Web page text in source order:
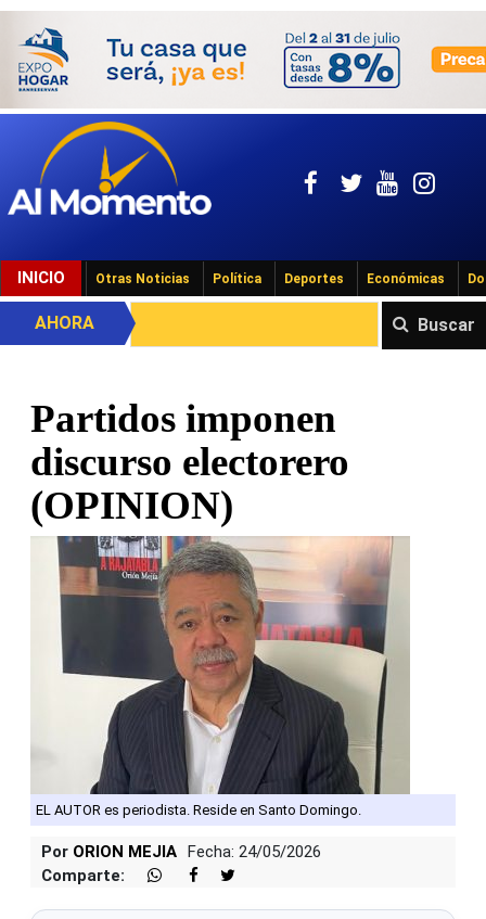
INICIO Otras Noticias Política Deportes Económicas
Buscar
AHORA
Partidos imponen
discurso electorero
(OPINION)
EL AUTOR es periodista. Reside en Santo Domingo.
Por ORION MEJIA Fecha: 24/05/2026
Comparte: